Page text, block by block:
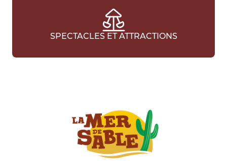
SPECTACLES ET ATTRACTIONS